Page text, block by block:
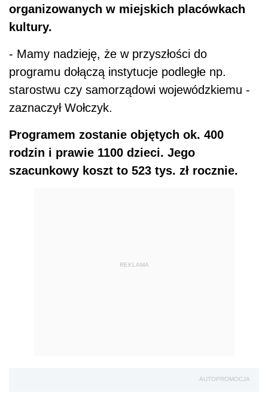
organizowanych w miejskich placówkach
kultury.
- Mamy nadzieję, że w przyszłości do
programu dołączą instytucje podległe np.
starostwu czy samorządowi wojewódzkiemu -
zaznaczył Wołczyk.
Programem zostanie objętych ok. 400
rodzin i prawie 1100 dzieci. Jego
szacunkowy koszt to 523 tys. zł rocznie.
REKLAMA
AUTOPROMOCJA